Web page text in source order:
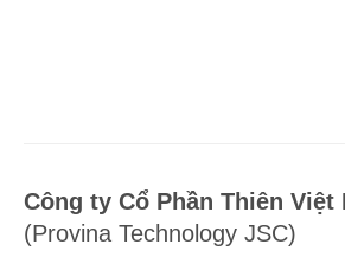
Công ty Cổ Phần Thiên Việt
(Provina Technology JSC)